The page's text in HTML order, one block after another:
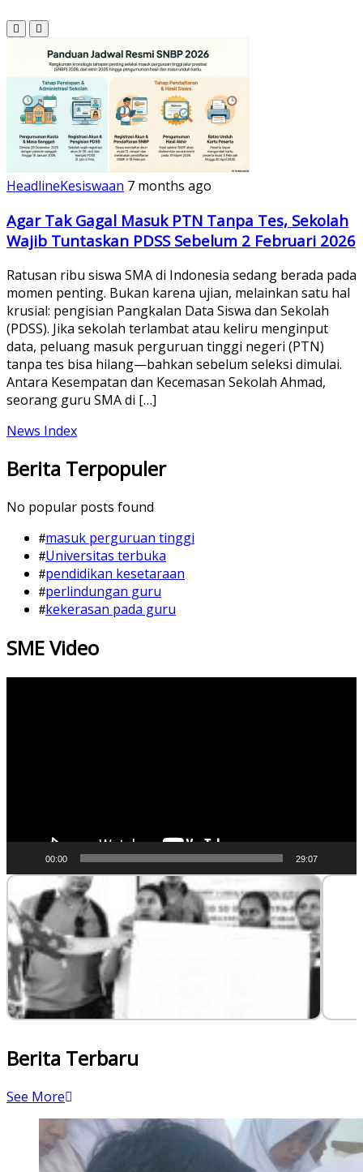
HeadlineKesiswaan 7 months ago
Agar Tak Gagal Masuk PTN Tanpa Tes, Sekolah
Wajib Tuntaskan PDSS Sebelum 2 Februari 2026
Ratusan ribu siswa SMA di Indonesia sedang berada pada
momen penting. Bukan karena ujian, melainkan satu hal
krusial: pengisian Pangkalan Data Siswa dan Sekolah
(PDSS). Jika sekolah terlambat atau keliru menginput
data, peluang masuk perguruan tinggi negeri (PTN)
tanpa tes bisa hilang—bahkan sebelum seleksi dimulai.
Antara Kesempatan dan Kecemasan Sekolah Ahmad,
seorang guru SMA di […]
News Index
Berita Terpopuler
No popular posts found
masuk perguruan tinggi
Universitas terbuka
pendidikan kesetaraan
perlindungan guru
kekerasan pada guru
SME Video
00:00 29:07
Berita Terbaru
See More